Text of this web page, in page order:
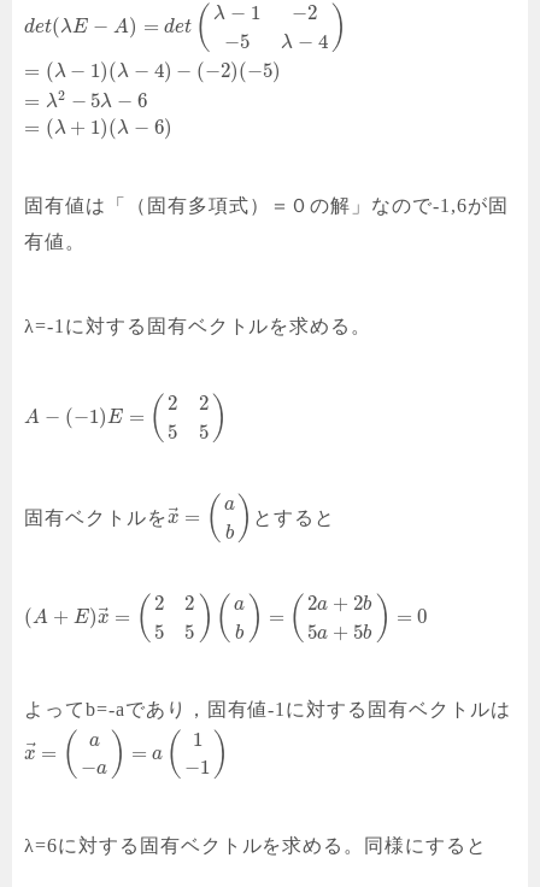
det(λE − A) = det ( λ − 1
−5
−2
λ − 4 )
= (λ − 1)(λ − 4) − (−2)(−5)
= λ2 − 5λ − 6
= (λ + 1)(λ − 6)
固有値は「（固有多項式）＝０の解」なので-1,6が固
有値。
λ=-1に対する固有ベクトルを求める。
A − (−1)E = ( 2
5
2
5 )
固有ベクトルをx = ( a
b ) とすると
(A + E)x = ( 2
5
2
5 )( a
b ) = ( 2a + 2b
5a + 5b ) = 0
よってb=-aであり，固有値-1に対する固有ベクトルは
x⃗ = ( a
−a ) = a (
1
−1 )
λ=6に対する固有ベクトルを求める。同様にすると